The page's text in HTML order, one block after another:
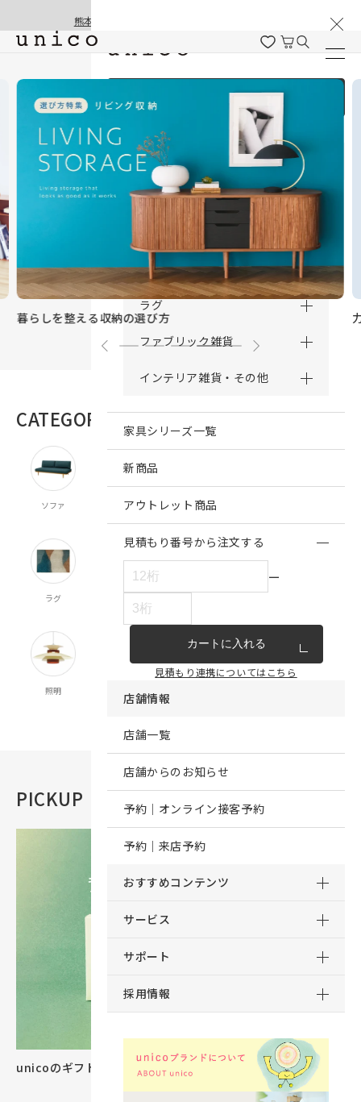
熊本地震の影響による配送遅延と停止について
ログイン / 新規会員登録
商品を探す
商品カテゴリー一覧
カーテン
ラグ
ファブリック雑貨
インテリア雑貨・その他
家具シリーズ一覧
新商品
アウトレット商品
見積もり番号から注文する
ー
カートに入れる
見積もり連携についてはこちら
店舗情報
店舗一覧
店舗からのお知らせ
予約｜オンライン接客予約
予約｜来店予約
おすすめコンテンツ
サービス
サポート
採用情報
暮らしを整える収納の選び方
CATEGORY 商品カテゴリー
ソファ
チェア・ベンチ
テーブル
ラグ
カーテン
照明 時計
PICKUP おすすめコンテンツ
unicoのギフトカタログができました